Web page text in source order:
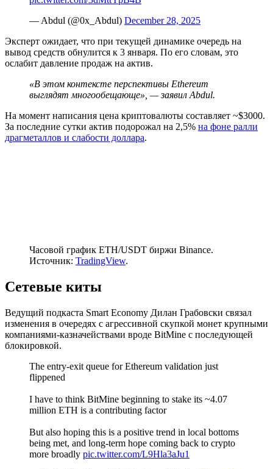
— Abdul (@0x_Abdul) December 28, 2025
Эксперт ожидает, что при текущей динамике очередь на
вывод средств обнулится к 3 января. По его словам, это
ослабит давление продаж на актив.
«В этом контексте перспективы Ethereum
выглядят многообещающе», — заявил Abdul.
На момент написания цена криптовалюты составляет ~$3000.
За последние сутки актив подорожал на 2,5% на фоне ралли
драгметаллов и слабости доллара.
Часовой график ETH/USDT биржи Binance.
Источник: TradingView.
Сетевые киты
Ведущий подкаста Smart Economy Дилан Грабовски связал
изменения в очередях с агрессивной скупкой монет крупными
компаниями-казначействами вроде BitMine с последующей
блокировкой.
The entry-exit queue for Ethereum validation just
flippened
I have to think BitMine beginning to stake its ~4.07
million ETH is a contributing factor
But also hoping this is a positive trend in local bottoms
being met, and long-term hope coming back to crypto
more broadly pic.twitter.com/L9Hla3aJu1